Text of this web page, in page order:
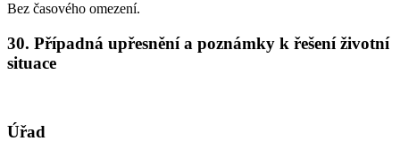
Bez časového omezení.
30. Případná upřesnění a poznámky k řešení životní
situace
Úřad